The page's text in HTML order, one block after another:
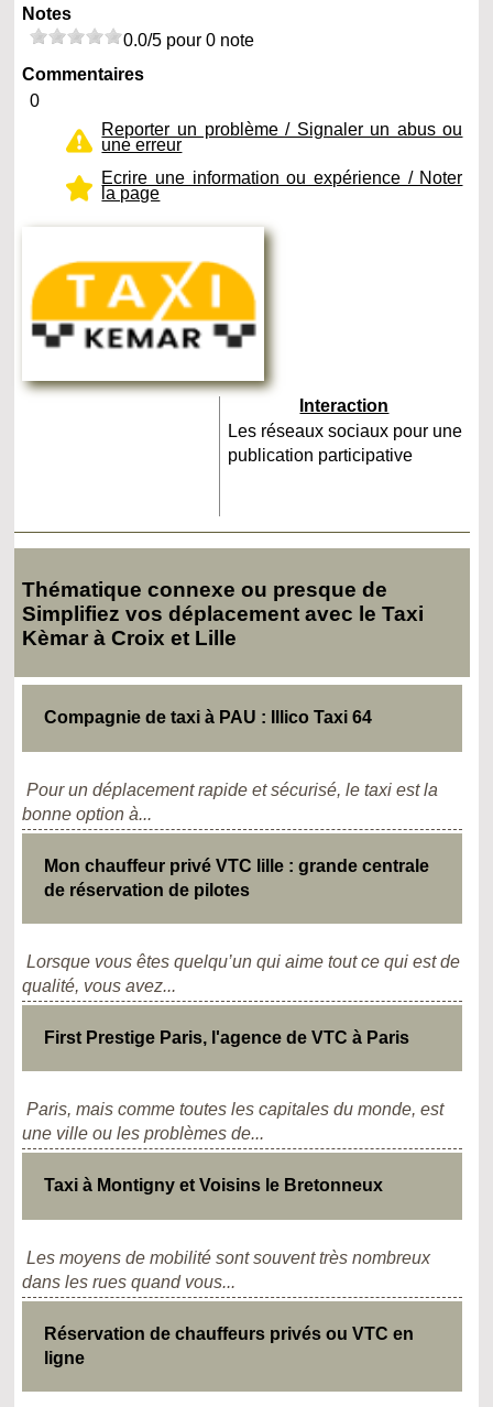
Notes
0.0/5 pour 0 note
Commentaires
0
Reporter un problème / Signaler un abus ou
une erreur
Ecrire une information ou expérience / Noter
la page
Interaction
Les réseaux sociaux pour une
publication participative
Thématique connexe ou presque de
Simplifiez vos déplacement avec le Taxi
Kèmar à Croix et Lille
Compagnie de taxi à PAU : Illico Taxi 64
Pour un déplacement rapide et sécurisé, le taxi est la
bonne option à...
Mon chauffeur privé VTC lille : grande centrale
de réservation de pilotes
Lorsque vous êtes quelqu’un qui aime tout ce qui est de
qualité, vous avez...
First Prestige Paris, l'agence de VTC à Paris
Paris, mais comme toutes les capitales du monde, est
une ville ou les problèmes de...
Taxi à Montigny et Voisins le Bretonneux
Les moyens de mobilité sont souvent très nombreux
dans les rues quand vous...
Réservation de chauffeurs privés ou VTC en
ligne